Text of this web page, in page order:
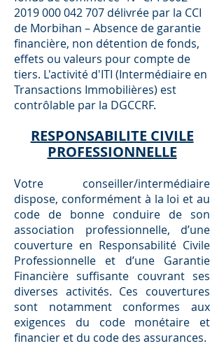
2019 000 042 707 délivrée par la CCI
de Morbihan – Absence de garantie
ﬁnancière, non détention de fonds,
eﬀets ou valeurs pour compte de
tiers. L'activité d'ITI (Intermédiaire en
Transactions Immobilières) est
contrôlable par la DGCCRF.
RESPONSABILITE CIVILE
PROFESSIONNELLE
Votre conseiller/intermédiaire
dispose, conformément à la loi et au
code de bonne conduire de son
association professionnelle, d’une
couverture en Responsabilité Civile
Professionnelle et d’une Garantie
Financière suﬃsante couvrant ses
diverses activités. Ces couvertures
sont notamment conformes aux
exigences du code monétaire et
ﬁnancier et du code des assurances.